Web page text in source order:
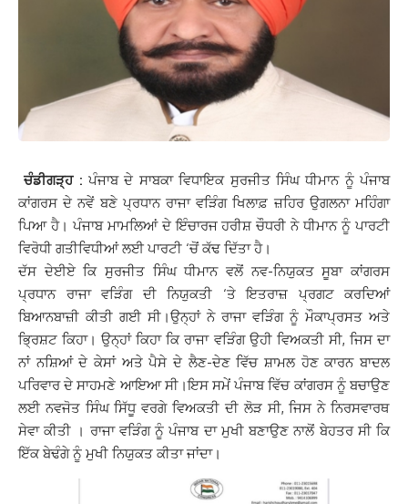
ਚੰਡੀਗੜ੍ਹ : ਪੰਜਾਬ ਦੇ ਸਾਬਕਾ ਵਿਧਾਇਕ ਸੁਰਜੀਤ ਸਿੰਘ ਧੀਮਾਨ ਨੂੰ ਪੰਜਾਬ
ਕਾਂਗਰਸ ਦੇ ਨਵੇਂ ਬਣੇ ਪ੍ਰਧਾਨ ਰਾਜਾ ਵੜਿੰਗ ਖਿਲਾਫ਼ ਜ਼ਹਿਰ ਉਗਲਨਾ ਮਹਿੰਗਾ
ਪਿਆ ਹੈ। ਪੰਜਾਬ ਮਾਮਲਿਆਂ ਦੇ ਇੰਚਾਰਜ ਹਰੀਸ਼ ਚੌਧਰੀ ਨੇ ਧੀਮਾਨ ਨੂੰ ਪਾਰਟੀ
ਵਿਰੋਧੀ ਗਤੀਵਿਧੀਆਂ ਲਈ ਪਾਰਟੀ ‘ਚੋਂ ਕੱਢ ਦਿੱਤਾ ਹੈ।
ਦੱਸ ਦੇਈਏ ਕਿ ਸੁਰਜੀਤ ਸਿੰਘ ਧੀਮਾਨ ਵਲੋਂ ਨਵ-ਨਿਯੁਕਤ ਸੂਬਾ ਕਾਂਗਰਸ
ਪ੍ਰਧਾਨ ਰਾਜਾ ਵੜਿੰਗ ਦੀ ਨਿਯੁਕਤੀ ‘ਤੇ ਇਤਰਾਜ਼ ਪ੍ਰਗਟ ਕਰਦਿਆਂ
ਬਿਆਨਬਾਜ਼ੀ ਕੀਤੀ ਗਈ ਸੀ।ਉਨ੍ਹਾਂ ਨੇ ਰਾਜਾ ਵੜਿੰਗ ਨੂੰ ਮੌਕਾਪ੍ਰਸਤ ਅਤੇ
ਭ੍ਰਿਸ਼ਟ ਕਿਹਾ। ਉਨ੍ਹਾਂ ਕਿਹਾ ਕਿ ਰਾਜਾ ਵੜਿੰਗ ਉਹੀ ਵਿਅਕਤੀ ਸੀ, ਜਿਸ ਦਾ
ਨਾਂ ਨਸ਼ਿਆਂ ਦੇ ਕੇਸਾਂ ਅਤੇ ਪੈਸੇ ਦੇ ਲੈਣ-ਦੇਣ ਵਿੱਚ ਸ਼ਾਮਲ ਹੋਣ ਕਾਰਨ ਬਾਦਲ
ਪਰਿਵਾਰ ਦੇ ਸਾਹਮਣੇ ਆਇਆ ਸੀ।ਇਸ ਸਮੇਂ ਪੰਜਾਬ ਵਿੱਚ ਕਾਂਗਰਸ ਨੂੰ ਬਚਾਉਣ
ਲਈ ਨਵਜੋਤ ਸਿੰਘ ਸਿੱਧੂ ਵਰਗੇ ਵਿਅਕਤੀ ਦੀ ਲੋੜ ਸੀ, ਜਿਸ ਨੇ ਨਿਰਸਵਾਰਥ
ਸੇਵਾ ਕੀਤੀ । ਰਾਜਾ ਵੜਿੰਗ ਨੂੰ ਪੰਜਾਬ ਦਾ ਮੁਖੀ ਬਣਾਉਣ ਨਾਲੋਂ ਬੇਹਤਰ ਸੀ ਕਿ
ਇੱਕ ਬੇਢੰਗੇ ਨੂੰ ਮੁਖੀ ਨਿਯੁਕਤ ਕੀਤਾ ਜਾਂਦਾ।